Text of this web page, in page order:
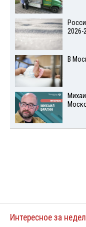
2026-
В
Интересное за